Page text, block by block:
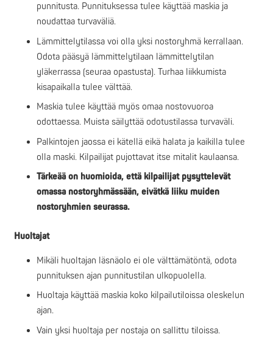
punnitusta. Punnituksessa tulee käyttää maskia ja
noudattaa turvaväliä.
Lämmittelytilassa voi olla yksi nostoryhmä kerrallaan.
Odota pääsyä lämmittelytilaan lämmittelytilan
yläkerrassa (seuraa opastusta). Turhaa liikkumista
kisapaikalla tulee välttää.
Maskia tulee käyttää myös omaa nostovuoroa
odottaessa. Muista säilyttää odotustilassa turvaväli.
Palkintojen jaossa ei kätellä eikä halata ja kaikilla tulee
olla maski. Kilpailijat pujottavat itse mitalit kaulaansa.
Tärkeää on huomioida, että kilpailijat pysyttelevät
omassa nostoryhmässään, eivätkä liiku muiden
nostoryhmien seurassa.
Huoltajat
Mikäli huoltajan läsnäolo ei ole välttämätöntä, odota
punnituksen ajan punnitustilan ulkopuolella.
Huoltaja käyttää maskia koko kilpailutiloissa oleskelun
ajan.
Vain yksi huoltaja per nostaja on sallittu tiloissa.